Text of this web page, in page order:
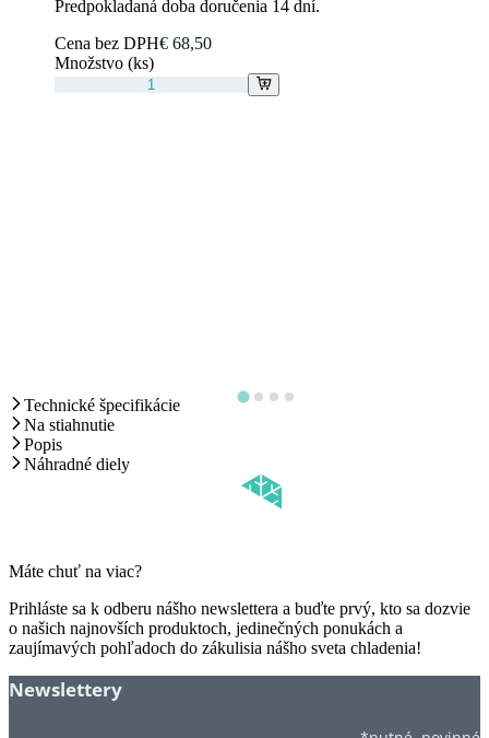
Predpokladaná doba doručenia 14 dní.
Cena bez DPH€ 68,50
Množstvo (ks)
Technické špecifikácie
Na stiahnutie
Popis
Náhradné diely
Máte chuť na viac?
Prihláste sa k odberu nášho newslettera a buďte prvý, kto sa dozvie
o našich najnovších produktoch, jedinečných ponukách a
zaujímavých pohľadoch do zákulisia nášho sveta chladenia!
Newslettery